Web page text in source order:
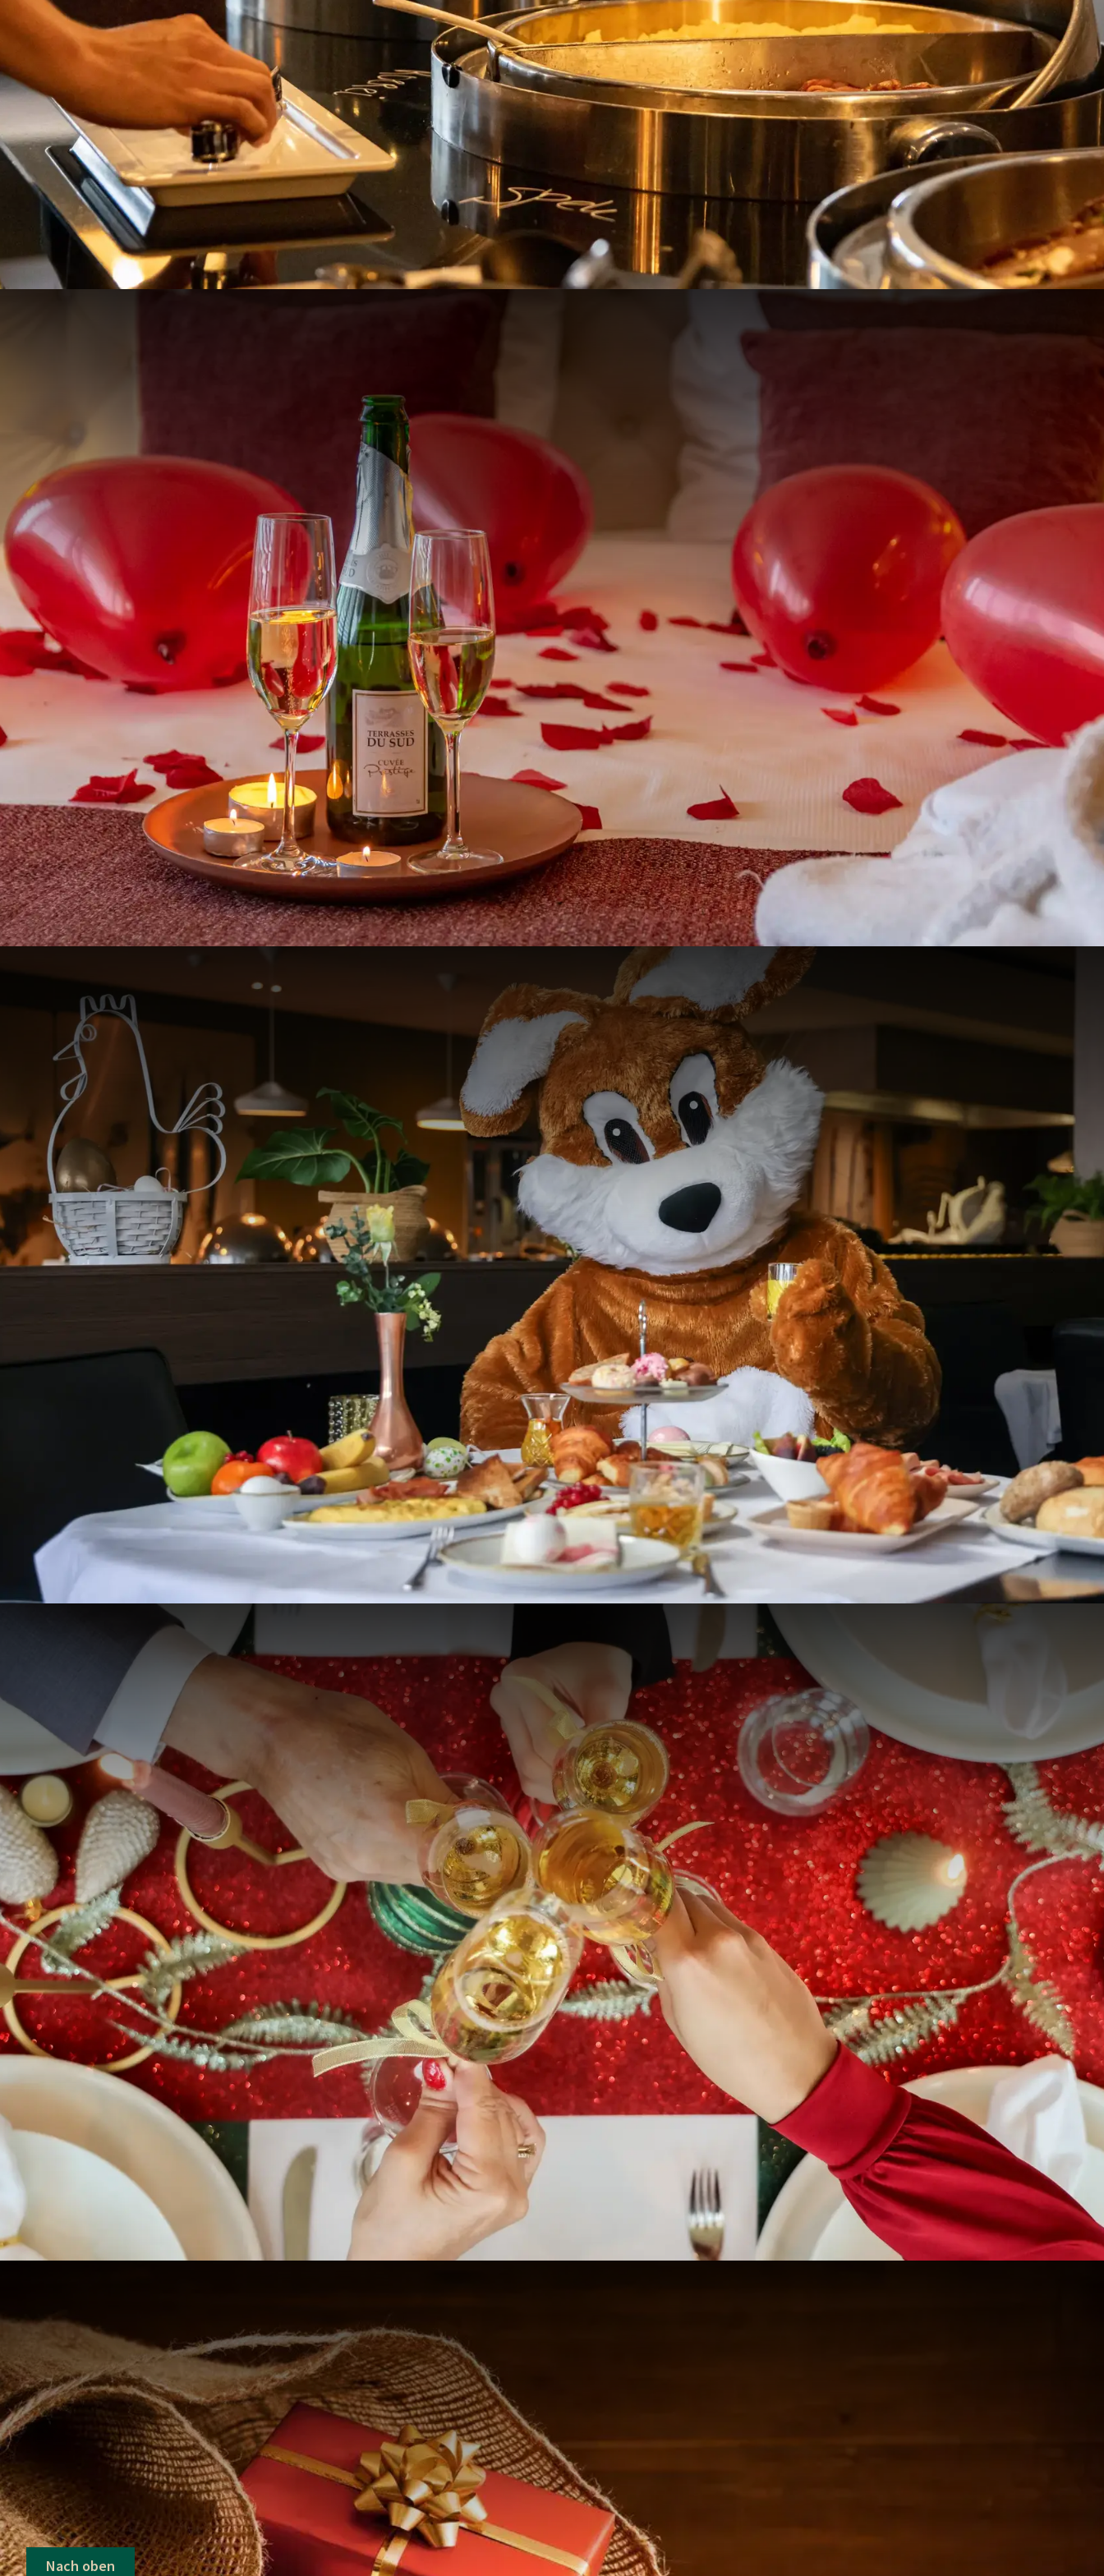
Entdecken Sie, was in der kommenden Zeit alles im Van der Valk Hotel 's-Hertogenbosch - Vught
geboten wird. Von klassischen Konzerten und stimmungsvollen Abendessen bis hin zu gemütlichen
Brunches. Genießen Sie ein abwechslungsreiches Angebot an Aktivitäten und Veranstaltungen für Jung
und Alt. Ob Sie einen entspannten Abend oder eine lebhafte Party suchen, im Van der Valk 's-
Hertogenbosch - Vught ist immer etwas los. Verpassen Sie es nicht und erleben Sie eine unvergessliche
-
Nach oben